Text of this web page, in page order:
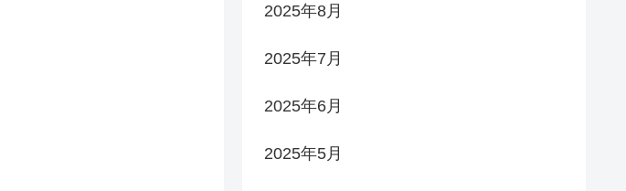
2025年8月
2025年7月
2025年6月
2025年5月